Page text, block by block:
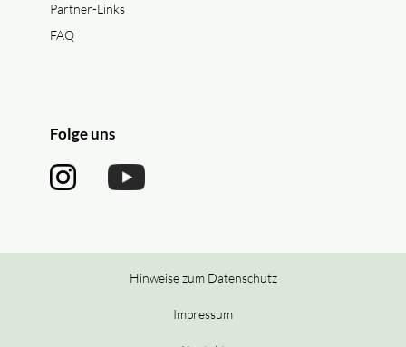
Partner-Links
FAQ
Folge uns
Hinweise zum Datenschutz
Impressum